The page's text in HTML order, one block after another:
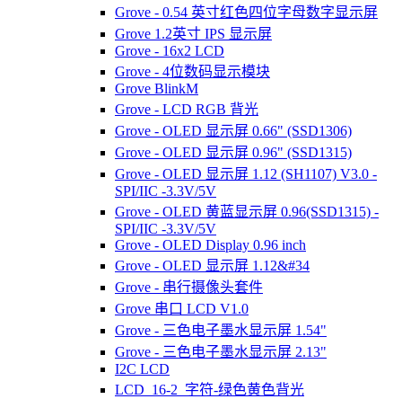
Grove - 0.54 英寸红色四位字母数字显示屏
Grove 1.2英寸 IPS 显示屏
Grove - 16x2 LCD
Grove - 4位数码显示模块
Grove BlinkM
Grove - LCD RGB 背光
Grove - OLED 显示屏 0.66" (SSD1306)
Grove - OLED 显示屏 0.96" (SSD1315)
Grove - OLED 显示屏 1.12 (SH1107) V3.0 -
SPI/IIC -3.3V/5V
Grove - OLED 黄蓝显示屏 0.96(SSD1315) -
SPI/IIC -3.3V/5V
Grove - OLED Display 0.96 inch
Grove - OLED 显示屏 1.12&#34
Grove - 串行摄像头套件
Grove 串口 LCD V1.0
Grove - 三色电子墨水显示屏 1.54"
Grove - 三色电子墨水显示屏 2.13"
I2C LCD
LCD_16-2_字符-绿色黄色背光